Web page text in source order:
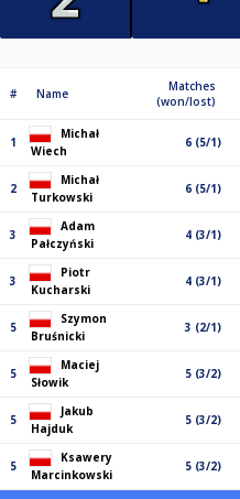
# Name
Matches
(won/lost)
1
Michał
Wiech
6 (5/1)
2
Michał
Turkowski
6 (5/1)
3
Adam
Pałczyński
4 (3/1)
3
Piotr
Kucharski
4 (3/1)
5
Szymon
Bruśnicki
3 (2/1)
5
Maciej
Słowik
5 (3/2)
5
Jakub
Hajduk
5 (3/2)
5
Ksawery
Marcinkowski
5 (3/2)